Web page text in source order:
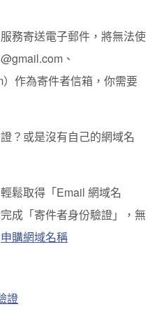
務寄送電子郵件，將無法使
、
作為寄件者信箱，你需要
？或是沒有自己的網域名
鬆取得「Email 網域名
成「寄件者身份驗證」，無
申購網域名稱
證